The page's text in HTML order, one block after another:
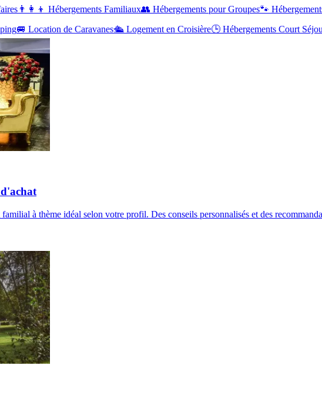
👨‍👩‍👦 Hébergements Familiaux👥 Hébergements pour Groupes🐾
🚐 Location de Caravanes🛳️ Logement en Croisière🕒 Hébergements Court
à thème idéal selon votre profil. Des conseils personnalisés et des